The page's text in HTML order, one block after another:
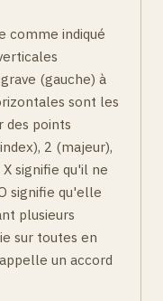
comme indiqué
(gauche) à
sont les
des points
2 (majeur),
signifie qu'il ne
signifie qu'elle
plusieurs
sur toutes en
un accord